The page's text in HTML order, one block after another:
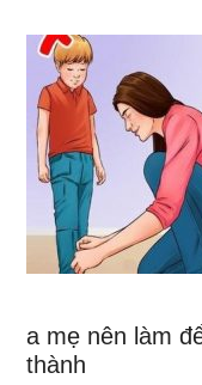
a mẹ nên làm
thành